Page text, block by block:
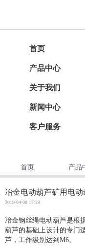
首页
产品中心
关于我们
新闻中心
客户服务
首页 产品
冶金电动葫芦矿用电动
2019-04-08 17:29
冶金钢丝绳电动葫芦是根
葫芦的基础上设计的专门
芦，工作级别达到M6。